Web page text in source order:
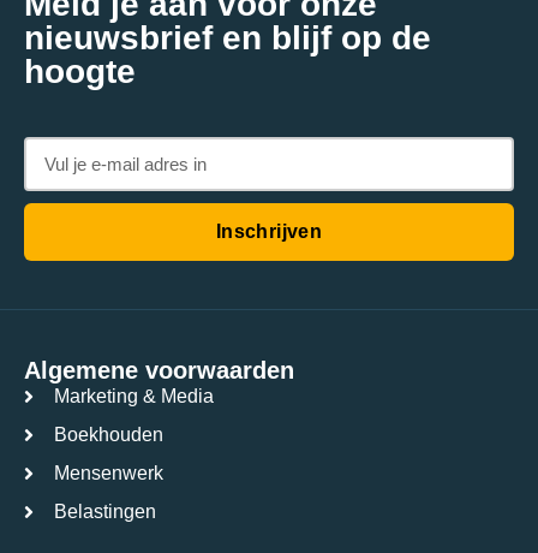
nieuwsbrief en blijf op de
hoogte
Inschrijven
Algemene voorwaarden
Marketing & Media
Boekhouden
Mensenwerk
Belastingen